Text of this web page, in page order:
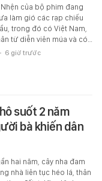
của bộ phim đang
làm gió các rạp chiếu
trong đó có Việt Nam,
từ diễn viên múa và có…
6 giờ trước
suốt 2 năm
bà khiến dân
hai năm, cây nha đam
nhà liên tục héo lá, thân